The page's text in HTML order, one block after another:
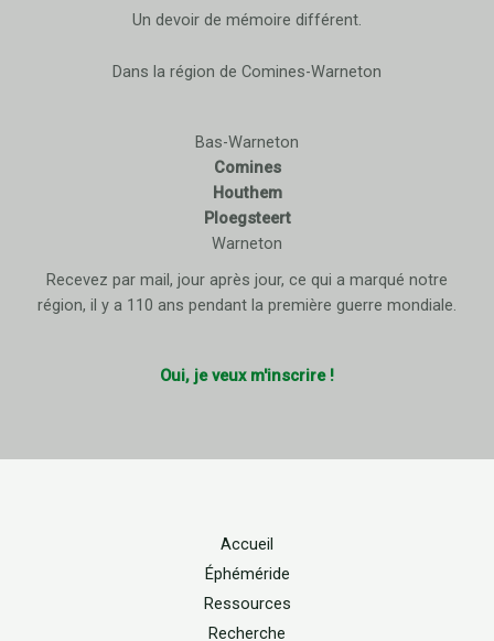
Un devoir de mémoire différent.
Dans la région de Comines-Warneton
Bas-Warneton
Comines
Houthem
Ploegsteert
Warneton
Recevez par mail, jour après jour, ce qui a marqué notre
région, il y a 110 ans pendant la première guerre mondiale.
Oui, je veux m'inscrire !
Accueil
Éphéméride
Ressources
Recherche